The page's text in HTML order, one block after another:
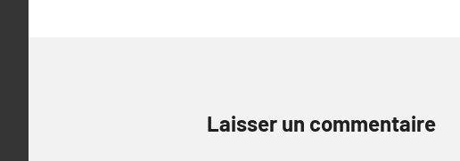
Laisser un commentaire